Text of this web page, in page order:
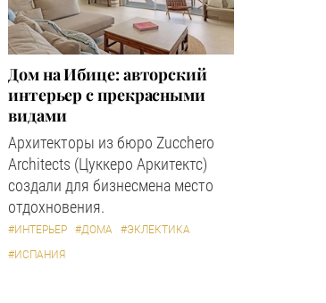
Дом на Ибице: авторский
интерьер с прекрасными
видами
Архитекторы из бюро Zucchero
Architects (Цуккеро Аркитектс)
создали для бизнесмена место
отдохновения.
#ИНТЕРЬЕР #ДОМА
#ЭКЛЕКТИКА
#ИСПАНИЯ